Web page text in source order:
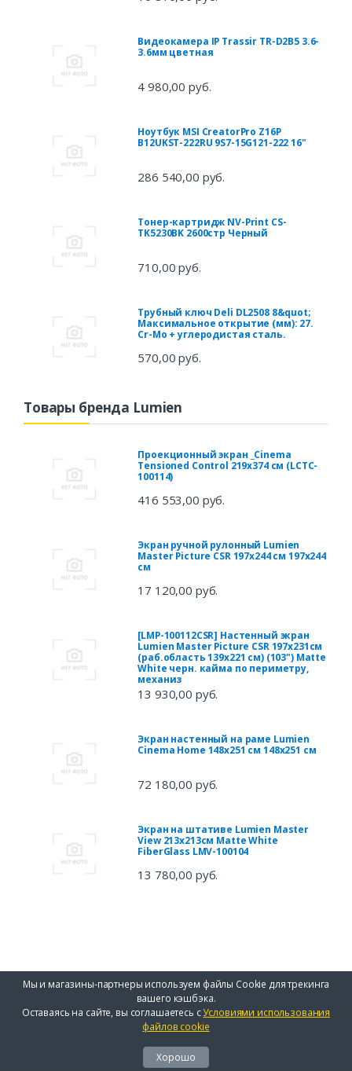
Видеокамера IP Trassir TR-D2B5 3.6-
3.6мм цветная
4 980,00 руб.
Ноутбук MSI CreatorPro Z16P
B12UKST-222RU 9S7-15G121-222 16"
286 540,00 руб.
Тонер-картридж NV-Print CS-
TK5230BK 2600стр Черный
710,00 руб.
Трубный ключ Deli DL2508 8&quot;
Максимальное открытие (мм): 27.
Cr-Mo + углеродистая сталь.
570,00 руб.
Товары бренда Lumien
Проекционный экран _Cinema
Tensioned Control 219x374 см (LCTC-
100114)
416 553,00 руб.
Экран ручной рулонный Lumien
Master Picture CSR 197x244 см 197x244
см
17 120,00 руб.
[LMP-100112CSR] Настенный экран
Lumien Master Picture CSR 197x231см
(раб.область 139х221 см) (103") Matte
White черн. кайма по периметру,
механиз
13 930,00 руб.
Экран настенный на раме Lumien
Cinema Home 148x251 см 148x251 см
72 180,00 руб.
Экран на штативе Lumien Master
View 213х213см Matte White
FiberGlass LMV-100104
13 780,00 руб.
Мы и магазины-партнеры используем файлы Cookie для трекинга
вашего кэшбэка.
Оставаясь на сайте, вы соглашаетесь сУсловиями использования
файлов cookie
Хорошо